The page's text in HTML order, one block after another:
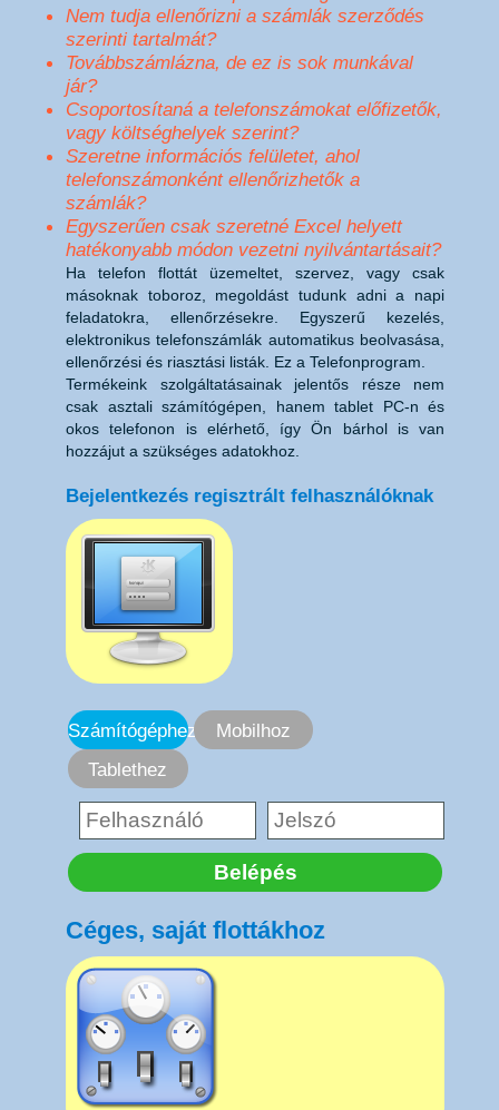
Nem tudja ellenőrizni a számlák szerződés
szerinti tartalmát?
Továbbszámlázna, de ez is sok munkával
jár?
Csoportosítaná a telefonszámokat előfizetők,
vagy költséghelyek szerint?
Szeretne információs felületet, ahol
telefonszámonként ellenőrizhetők a
számlák?
Egyszerűen csak szeretné Excel helyett
hatékonyabb módon vezetni nyilvántartásait?
Ha telefon flottát üzemeltet, szervez, vagy csak
másoknak toboroz, megoldást tudunk adni a napi
feladatokra, ellenőrzésekre. Egyszerű kezelés,
elektronikus telefonszámlák automatikus beolvasása,
ellenőrzési és riasztási listák. Ez a Telefonprogram.
Termékeink szolgáltatásainak jelentős része nem
csak asztali számítógépen, hanem tablet PC-n és
okos telefonon is elérhető, így Ön bárhol is van
hozzájut a szükséges adatokhoz.
Bejelentkezés regisztrált felhasználóknak
Számítógéphez
Mobilhoz
Tablethez
Belépés
Céges, saját flottákhoz